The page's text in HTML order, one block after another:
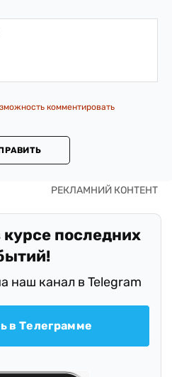
комментировать
курсе последних
наш канал в Telegram
в Телеграмме